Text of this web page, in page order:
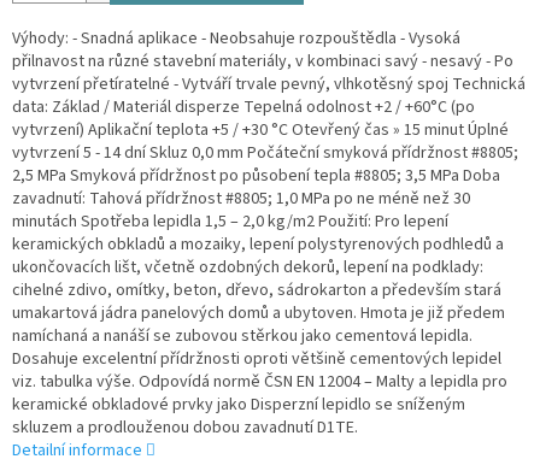
Výhody: - Snadná aplikace - Neobsahuje rozpouštědla - Vysoká
přilnavost na různé stavební materiály, v kombinaci savý - nesavý - Po
vytvrzení přetíratelné - Vytváří trvale pevný, vlhkotěsný spoj Technická
data: Základ / Materiál disperze Tepelná odolnost +2 / +60°C (po
vytvrzení) Aplikační teplota +5 / +30 °C Otevřený čas » 15 minut Úplné
vytvrzení 5 - 14 dní Skluz 0,0 mm Počáteční smyková přídržnost #8805;
2,5 MPa Smyková přídržnost po působení tepla #8805; 3,5 MPa Doba
zavadnutí: Tahová přídržnost #8805; 1,0 MPa po ne méně než 30
minutách Spotřeba lepidla 1,5 – 2,0 kg/m2 Použití: Pro lepení
keramických obkladů a mozaiky, lepení polystyrenových podhledů a
ukončovacích lišt, včetně ozdobných dekorů, lepení na podklady:
cihelné zdivo, omítky, beton, dřevo, sádrokarton a především stará
umakartová jádra panelových domů a ubytoven. Hmota je již předem
namíchaná a nanáší se zubovou stěrkou jako cementová lepidla.
Dosahuje excelentní přídržnosti oproti většině cementových lepidel
viz. tabulka výše. Odpovídá normě ČSN EN 12004 – Malty a lepidla pro
keramické obkladové prvky jako Disperzní lepidlo se sníženým
skluzem a prodlouženou dobou zavadnutí D1TE.
Detailní informace